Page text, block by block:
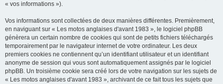
« vos informations »).
Vos informations sont collectées de deux manières différentes. Premièrement,
en naviguant sur « Les motos anglaises d'avant 1983 », le logiciel phpBB
génèrera un certain nombre de cookies qui sont de petits fichiers téléchargés
temporairement par le navigateur internet de votre ordinateur. Les deux
premiers cookies ne contiennent qu’un identifiant utilisateur et un identifiant
anonyme de session qui vous sont automatiquement assignés par le logiciel
phpBB. Un troisième cookie sera créé lors de votre navigation sur les sujets de
« Les motos anglaises d'avant 1983 », archivant de ce fait tous les sujets que